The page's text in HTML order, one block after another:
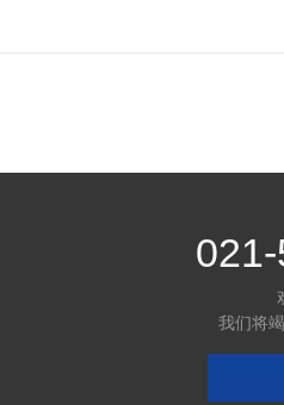
我们将